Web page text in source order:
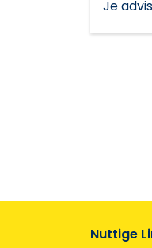
Je
Nuttige